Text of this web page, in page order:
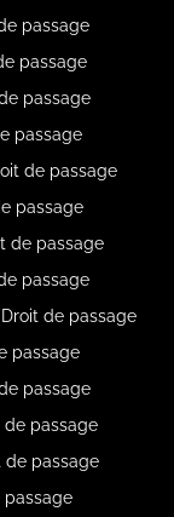
passage
passage
passage
passage
de passage
passage
de passage
passage
de passage
passage
passage
de passage
de passage
passage